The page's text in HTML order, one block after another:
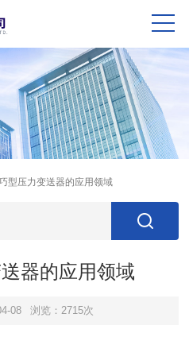
型压力变送器的应用领域
器的应用领域
08 浏览：2715次